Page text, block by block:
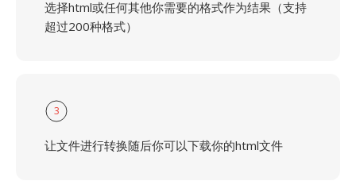
选择html或任何其他你需要的格式作为结果（支持
超过200种格式）
3
让文件进行转换随后你可以下载你的html文件